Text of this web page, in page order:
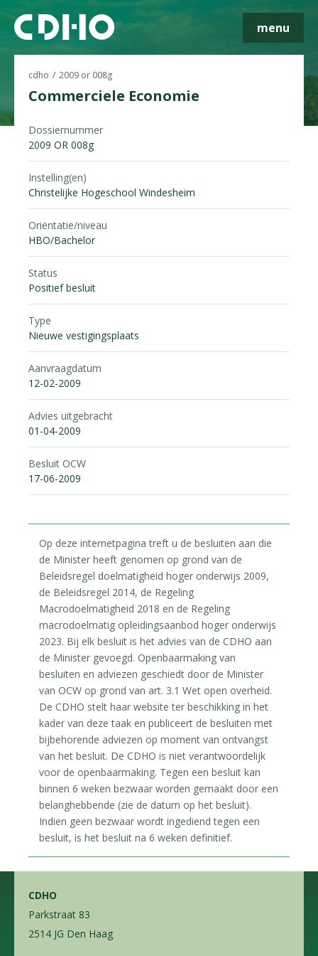
menu
cdho 2009 or 008g
Commerciele Economie
Dossiernummer
2009 OR 008g
Instelling(en)
Christelijke Hogeschool Windesheim
Oriëntatie/niveau
HBO/Bachelor
Status
Positief besluit
Type
Nieuwe vestigingsplaats
Aanvraagdatum
12-02-2009
Advies uitgebracht
01-04-2009
Besluit OCW
17-06-2009
Op deze internetpagina treft u de besluiten aan die
de Minister heeft genomen op grond van de
Beleidsregel doelmatigheid hoger onderwijs 2009,
de Beleidsregel 2014, de Regeling
Macrodoelmatigheid 2018 en de Regeling
macrodoelmatig opleidingsaanbod hoger onderwijs
2023. Bij elk besluit is het advies van de CDHO aan
de Minister gevoegd. Openbaarmaking van
besluiten en adviezen geschiedt door de Minister
van OCW op grond van art. 3.1 Wet open overheid.
De CDHO stelt haar website ter beschikking in het
kader van deze taak en publiceert de besluiten met
bijbehorende adviezen op moment van ontvangst
van het besluit. De CDHO is niet verantwoordelijk
voor de openbaarmaking. Tegen een besluit kan
binnen 6 weken bezwaar worden gemaakt door een
belanghebbende (zie de datum op het besluit).
Indien geen bezwaar wordt ingediend tegen een
besluit, is het besluit na 6 weken definitief.
CDHO
Parkstraat 83
2514 JG Den Haag